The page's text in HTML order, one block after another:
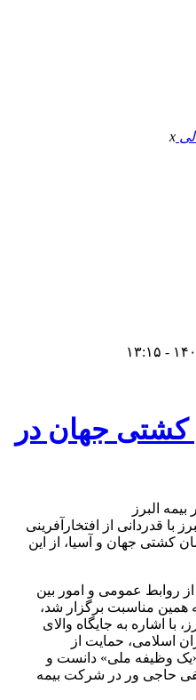
x
کشتی جهان در
با قدردانی از افتخارآفرینی
کشتی جهان و آسیا، از این
از روابط عمومی و امور بین
همین مناسبت برگزار شد،
با اشاره به جایگاه والای
اسلامی، حمایت از
وظیفه ملی» دانست و
حاجی ور در شرکت بیمه